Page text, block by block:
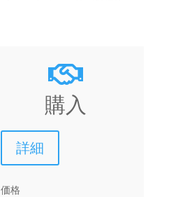

購入
詳細
価格